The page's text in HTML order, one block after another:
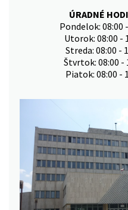
ÚRADNÉ
Pondelok: 08:00
Utorok: 08:00 -
Streda: 08:00 -
Štvrtok: 08:00 -
Piatok: 08:00 -